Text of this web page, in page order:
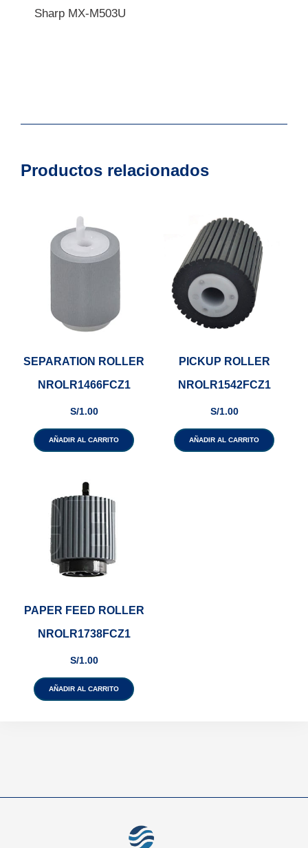
Sharp MX-M503U
Productos relacionados
SEPARATION ROLLER
NROLR1466FCZ1
S/1.00
AÑADIR AL CARRITO
PICKUP ROLLER
NROLR1542FCZ1
S/1.00
AÑADIR AL CARRITO
PAPER FEED ROLLER
NROLR1738FCZ1
S/1.00
AÑADIR AL CARRITO